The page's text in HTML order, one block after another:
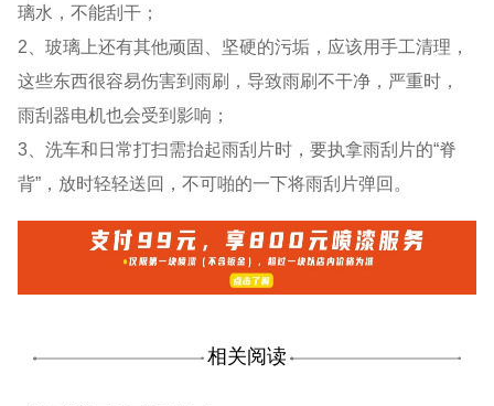
璃水，不能刮干；
2、玻璃上还有其他顽固、坚硬的污垢，应该用手工清理，
这些东西很容易伤害到雨刷，导致雨刷不干净，严重时，
雨刮器电机也会受到影响；
3、洗车和日常打扫需抬起雨刮片时，要执拿雨刮片的“脊
背”，放时轻轻送回，不可啪的一下将雨刮片弹回。
相关阅读